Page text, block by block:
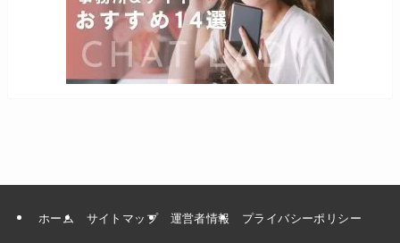
ホーム サイトマップ 運営者情報 プライバシーポリシー